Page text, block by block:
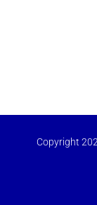
Copyright